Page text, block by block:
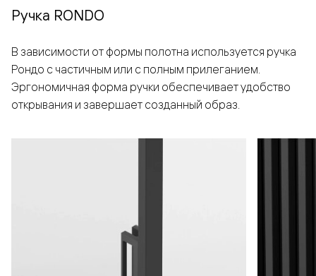
Ручка RONDO
В зависимости от формы полотна используется ручка
Рондо с частичным или с полным прилеганием.
Эргономичная форма ручки обеспечивает удобство
открывания и завершает созданный образ.